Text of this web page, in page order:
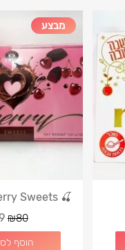
מבצע
עם
₪80
הוסף